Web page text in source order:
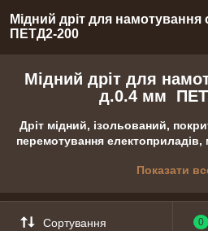
Мідний дріт для намотування
ПЕТД2-200
Мідний дріт для
д.0.4 мм
Дріт мідний, ізольований,
перемотування
Фасування по 10, 20, 50, 100, 200
Показати
Сортування 0